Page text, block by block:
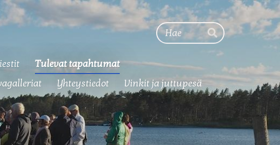
Haku
Hae
Tulevat tapahtumat
Yhteystiedot Vinkit ja juttupesä